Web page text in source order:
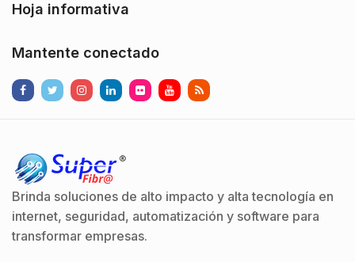
Hoja informativa
Mantente conectado
Brinda soluciones de alto impacto y alta tecnología en
internet, seguridad, automatización y software para
transformar empresas.